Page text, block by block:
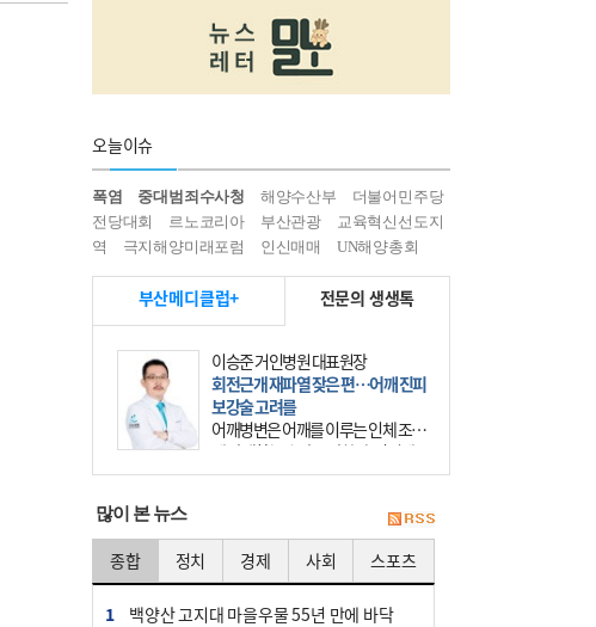
오늘이슈
폭염 중대범죄수사청 해양수산부
더불어민주당
전당대회
르노코리아 부산관광
교육혁신선도지
역
극지해양미래포럼 인신매매 UN해양총회
부산메디클럽+ 전문의 생생톡
이승준 거인병원 대표원장
회전근개 재파열 잦은 편…어깨 진피
보강술 고려를
어깨병변은 어깨를 이루는 인체 조직
에 발생하는 손상을 말한다. 여기에
는 오십견과 회전근개 증후군, 어깨
많이 본 뉴스
종합 정치 경제 사회 스포츠
1
백양산 고지대 마을우물 55년 만에 바닥